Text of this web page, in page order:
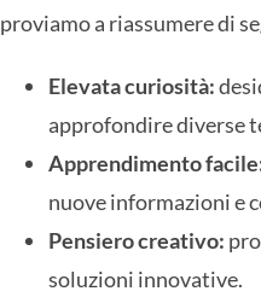
proviamo a riassumere di
Elevata curiosità:
approfondire diverse
Apprendimento
nuove informazioni e
Pensiero creativo:
soluzioni innovative.